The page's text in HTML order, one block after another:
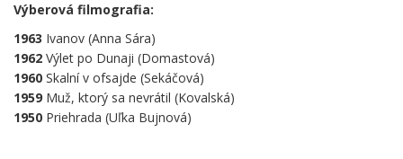
Výberová filmografia:
1963 Ivanov (Anna Sára)
1962 Výlet po Dunaji (Domastová)
1960 Skalní v ofsajde (Sekáčová)
1959 Muž, ktorý sa nevrátil (Kovalská)
1950 Priehrada (Uľka Bujnová)